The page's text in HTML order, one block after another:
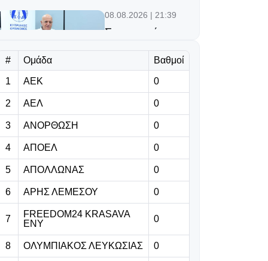
08.08.2026 | 21:39
Συγχαρητήρια
Ιωάννου και νέο
ΔΣ του ΚΟΑ
08.08.2026 | 21:21
Απέφυγε τα
χειρότερα ο
Παζέ στον Άρη -
πρώτη για
08.08.2026 | 21:15
«Δεν μου άρεσε
που χάσαμε, θα
είμαστε έτοιμοι
# Ομάδα Βαθμοί
1 ΑΕΚ 0
2 ΑΕΛ 0
3 ΑΝΟΡΘΩΣΗ 0
4 ΑΠΟΕΛ 0
5 ΑΠΟΛΛΩΝΑΣ 0
6 ΑΡΗΣ ΛΕΜΕΣΟΥ 0
7
FREEDOM24 KRASAVA
ΕΝΥ
0
8 ΟΛΥΜΠΙΑΚΟΣ ΛΕΥΚΩΣΙΑΣ 0